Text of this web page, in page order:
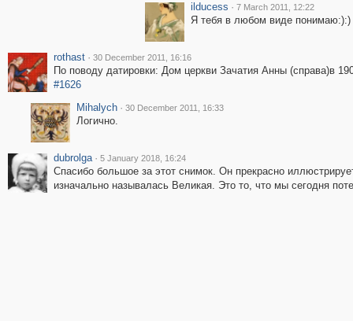
ilducess · 7 March 2011, 12:22
Я тебя в любом виде понимаю:):)
rothast · 30 December 2011, 16:16
По поводу датировки: Дом церкви Зачатия Анны (справа)в
#1626
Mihalych · 30 December 2011, 16:33
Логично.
dubrolga · 5 January 2018, 16:24
Спасибо большое за этот снимок. Он прекрасно
изначально называлась Великая. Это то, что мы сегодня